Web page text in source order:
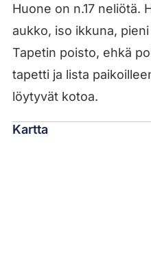
Huone on n.17 neliötä.
aukko, iso ikkuna,
Tapetin poisto, ehkä
tapetti ja lista
löytyvät kotoa.
Kartta